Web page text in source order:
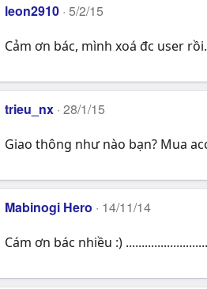
leon2910 5/2/15
Cảm ơn bác, mình xoá đc user
trieu_nx 28/1/15
Giao thông như nào bạn? Mua
Mabinogi Hero 14/11/14
Cám ơn bác nhiều :)